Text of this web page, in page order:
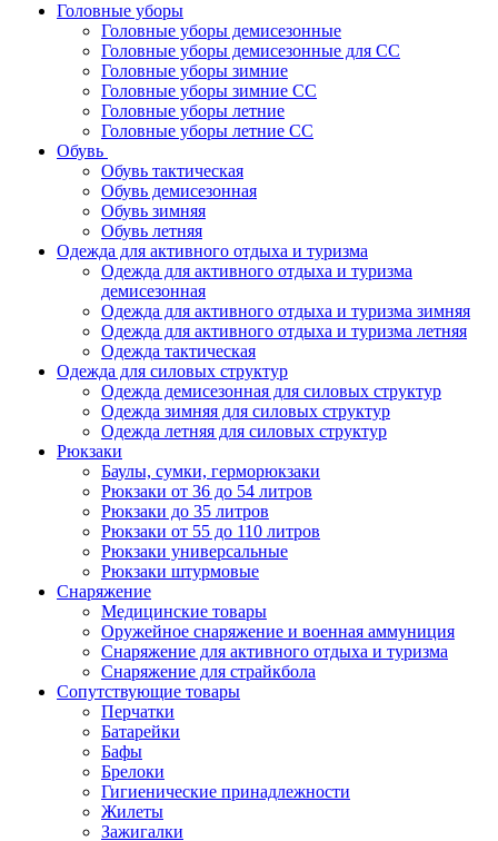
Головные уборы
Головные уборы демисезонные
Головные уборы демисезонные для СС
Головные уборы зимние
Головные уборы зимние СС
Головные уборы летние
Головные уборы летние СС
Обувь
Обувь тактическая
Обувь демисезонная
Обувь зимняя
Обувь летняя
Одежда для активного отдыха и туризма
Одежда для активного отдыха и туризма
демисезонная
Одежда для активного отдыха и туризма зимняя
Одежда для активного отдыха и туризма летняя
Одежда тактическая
Одежда для силовых структур
Одежда демисезонная для силовых структур
Одежда зимняя для силовых структур
Одежда летняя для силовых структур
Рюкзаки
Баулы, сумки, герморюкзаки
Рюкзаки от 36 до 54 литров
Рюкзаки до 35 литров
Рюкзаки от 55 до 110 литров
Рюкзаки универсальные
Рюкзаки штурмовые
Снаряжение
Медицинские товары
Оружейное снаряжение и военная аммуниция
Снаряжение для активного отдыха и туризма
Снаряжение для страйкбола
Сопутствующие товары
Перчатки
Батарейки
Бафы
Брелоки
Гигиенические принадлежности
Жилеты
Зажигалки